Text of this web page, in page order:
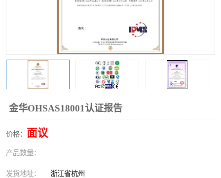
金华OHSAS18001认证报告
价格： 面议
产品数量：
发货地址： 浙江省杭州